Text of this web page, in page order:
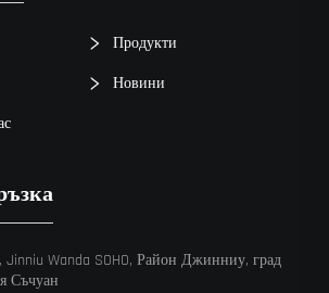
Продукти
Новини
Jinniu Wanda SOHO, Район Джинниу, град
Съчуан